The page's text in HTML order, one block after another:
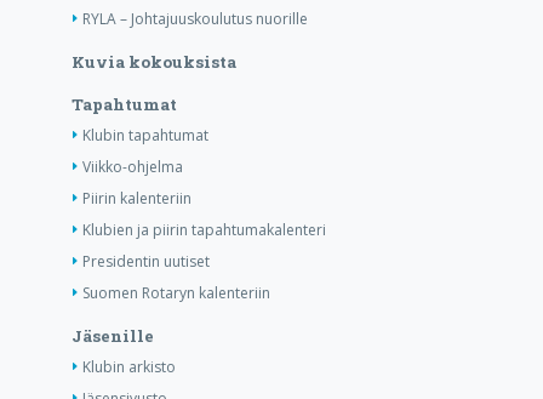
RYLA – Johtajuuskoulutus nuorille
Kuvia kokouksista
Tapahtumat
Klubin tapahtumat
Viikko-ohjelma
Piirin kalenteriin
Klubien ja piirin tapahtumakalenteri
Presidentin uutiset
Suomen Rotaryn kalenteriin
Jäsenille
Klubin arkisto